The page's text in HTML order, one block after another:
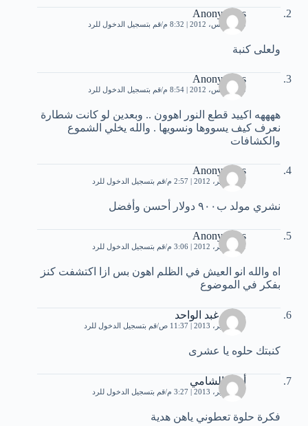
Anonymous
3 أغسطس، 2012 | 8:32 م قم بتسجيل الدخول للرد
ولعلى كنبة
Anonymous
3 أغسطس، 2012 | 8:54 م قم بتسجيل الدخول للرد
ههههه اكييد قطع النور اهوون .. وبعدين لو كانت شطارة
نعرف كيف يسووها ونسويها . والله يخلي الشموع
والكشافات
Anonymous
21 سبتمبر، 2012 | 2:57 م قم بتسجيل الدخول للرد
نشري مولد ب٩٠٠ دولار أحسن وأفضل
Anonymous
21 سبتمبر، 2012 | 3:06 م قم بتسجيل الدخول للرد
اه‏ ‏والله‏ ‏انو‏ ‏العيش‏ ‏في‏ ‏الظلم‏ ‏اهون‏ ‏بس‏ ‏ازا‏ ‏اكتشفت‏ ‏كنز‏
‏بفكر‏ ‏في‏ ‏الموضوع
محمد غبد الواحد
27 سبتمبر، 2013 | 11:37 ص قم بتسجيل الدخول للرد
كنبتك حلوه يا عشرى
أنس الشامي
27 سبتمبر، 2013 | 3:27 م قم بتسجيل الدخول للرد
فكرة حلوة تعطوني ياهن هدية